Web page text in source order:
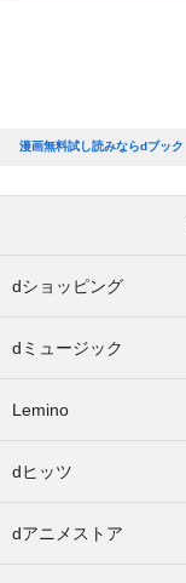
漫画無料試し読みならdブック
dショッピング
dミュージック
Lemino
dヒッツ
dアニメストア